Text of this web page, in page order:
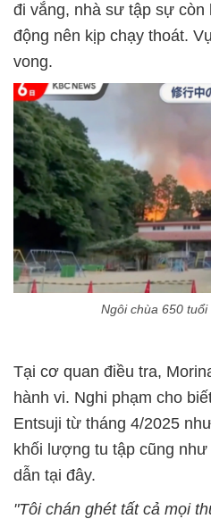
đi vắng, nhà sư tập sự
động nên kịp chạy thoát.
vong.
Ngôi chùa 650
Tại cơ quan điều tra,
hành vi. Nghi phạm cho
Entsuji từ tháng 4/2025
khối lượng tu tập cũng
dẫn tại đây.
"Tôi chán ghét tất cả mọi